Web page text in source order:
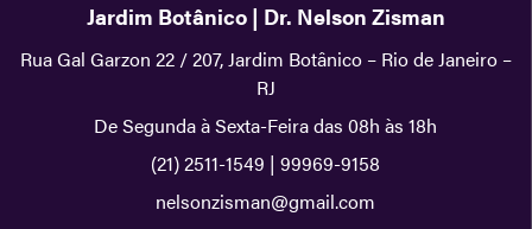
Jardim Botânico | Dr. Nelson Zisman
Rua Gal Garzon 22 / 207, Jardim Botânico – Rio de Janeiro –
RJ
De Segunda à Sexta-Feira das 08h às 18h
(21) 2511-1549 | 99969-9158
nelsonzisman@gmail.com